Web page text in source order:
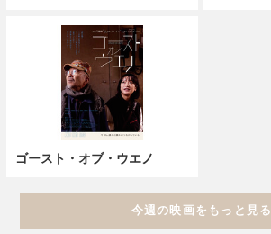
ゴースト・オブ・ウエノ
今週の映画をもっと見る